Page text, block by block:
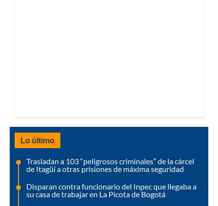
Lo último
Trasladan a 103 “peligrosos criminales” de la cárcel
de Itagüí a otras prisiones de máxima seguridad
Disparan contra funcionario del Inpec que llegaba a
su casa de trabajar en La Picota de Bogotá